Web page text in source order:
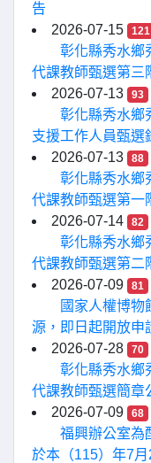
告
2026-07-15
121
彰化縣秀水鄉
代課教師甄選第三
2026-07-13
93
彰化縣秀水鄉
支援工作人員甄選
2026-07-13
88
彰化縣秀水鄉
代課教師甄選第一
2026-07-14
82
彰化縣秀水鄉
代課教師甄選第二
2026-07-09
81
國家人權博物
源，即日起開放申
2026-07-28
70
彰化縣秀水鄉
代課教師甄選簡章
2026-07-09
68
福興辦公室為
於本（115）年7月